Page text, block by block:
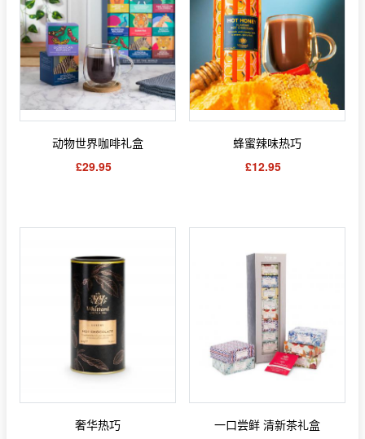
动物世界咖啡礼盒
£29.95
蜂蜜辣味热巧
£12.95
奢华热巧
一口尝鲜 清新茶礼盒